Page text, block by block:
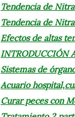
Tendencia de
Tendencia de
Efectos de altas
INTRODUCCIÓN
Sistemas de
Acuario
Curar peces con